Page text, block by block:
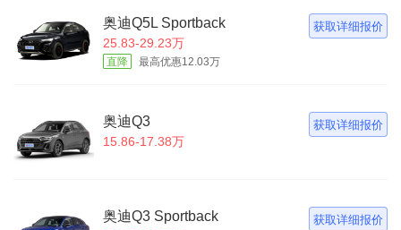
奥迪Q5L Sportback
25.83-29.23万
直降 最高优惠12.03万
获取详细报价
奥迪Q3
15.86-17.38万
获取详细报价
奥迪Q3 Sportback 获取详细报价